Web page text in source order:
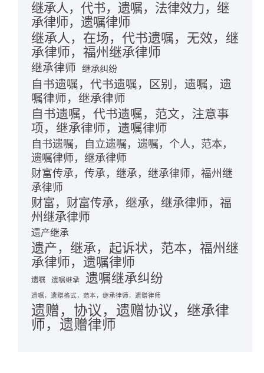
继承人，代书，遗嘱，法律效力，继
承律师，遗嘱律师
继承人，在场，代书遗嘱，无效，继
承律师，福州继承律师
继承律师 继承纠纷
自书遗嘱，代书遗嘱，区别，遗嘱，遗
嘱律师，继承律师
自书遗嘱，代书遗嘱，范文，注意事
项，继承律师，遗嘱律师
自书遗嘱，自立遗嘱，遗嘱，个人，范本，
遗嘱律师，继承律师
财富传承，传承，继承，继承律师，福州继
承律师
财富，财富传承，继承，继承律师，福
州继承律师
遗产继承
遗产，继承，起诉状，范本，福州继
承律师，遗嘱律师
遗嘱 遗嘱继承 遗嘱继承纠纷
遗嘱，遗赠格式，范本，继承律师，遗赠律师
遗赠，协议，遗赠协议，继承律
师，遗赠律师